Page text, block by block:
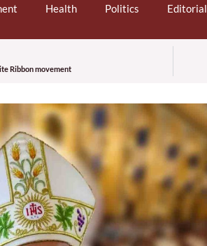
Health Politics Editorial
Ribbon movement